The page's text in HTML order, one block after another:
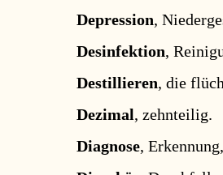
Depression,
Desinfektion,
Destillieren, die
Dezimal, zehnteilig.
Diagnose,